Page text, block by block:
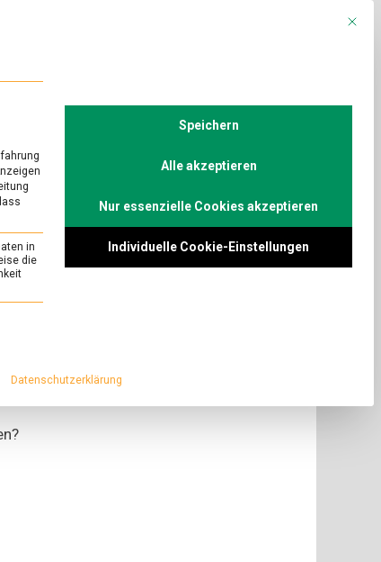
spannend
2018
wie im
Mit
in
die
und kann nicht abgewählt werden.
Speichern
Alle akzeptieren
Nur essenzielle Cookies akzeptieren
Individuelle Cookie-Einstellungen
Datenschutzerklärung